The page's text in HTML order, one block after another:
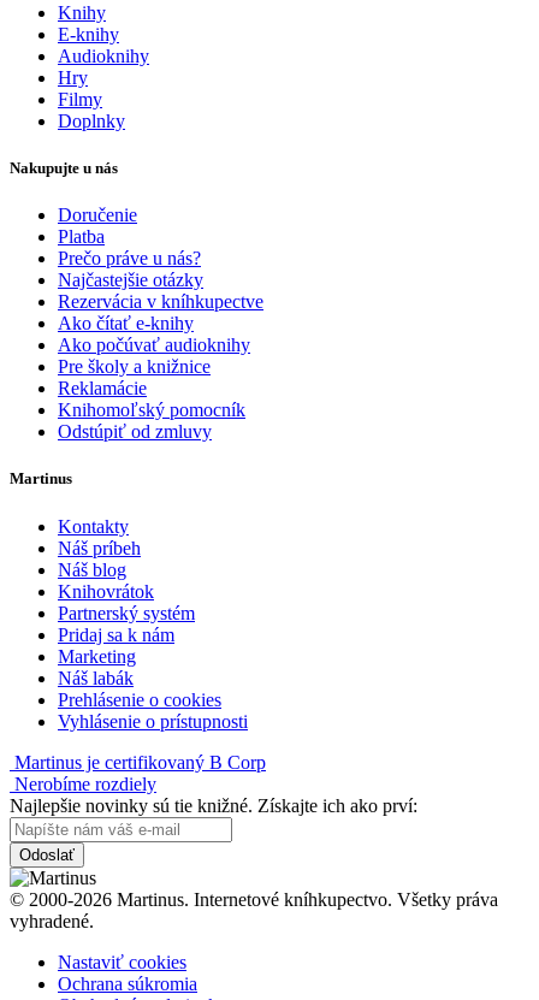
Knihy
E-knihy
Audioknihy
Hry
Filmy
Doplnky
Nakupujte u nás
Doručenie
Platba
Prečo práve u nás?
Najčastejšie otázky
Rezervácia v kníhkupectve
Ako čítať e-knihy
Ako počúvať audioknihy
Pre školy a knižnice
Reklamácie
Knihomoľský pomocník
Odstúpiť od zmluvy
Martinus
Kontakty
Náš príbeh
Náš blog
Knihovrátok
Partnerský systém
Pridaj sa k nám
Marketing
Náš labák
Prehlásenie o cookies
Vyhlásenie o prístupnosti
Martinus je certifikovaný B Corp
Nerobíme rozdiely
Najlepšie novinky sú tie knižné. Získajte ich ako prví:
Odoslať
© 2000-2026 Martinus. Internetové kníhkupectvo. Všetky práva
vyhradené.
Nastaviť cookies
Ochrana súkromia